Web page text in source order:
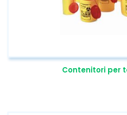
Contenitori per